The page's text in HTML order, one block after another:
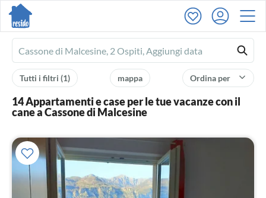
Ferienhausmiete
logo
Ordina per
mappa
Tutti i filtri (1)
14 Appartamenti e case per le tue vacanze con il
cane a Cassone di Malcesine